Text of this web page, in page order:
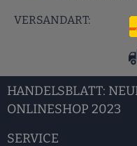
VERSANDART:
HANDELSBLATT:
ONLINESHOP 2023
SERVICE